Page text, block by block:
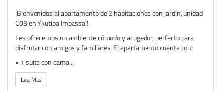
¡Bienvenidos al apartamento de 2 habitaciones con jardín, unidad
C03 en Ykutiba Imbassaí!
Les ofrecemos un ambiente cómodo y acogedor, perfecto para
disfrutar con amigos y familiares. El apartamento cuenta con:
• 1 suite con cama ...
Lea Mas